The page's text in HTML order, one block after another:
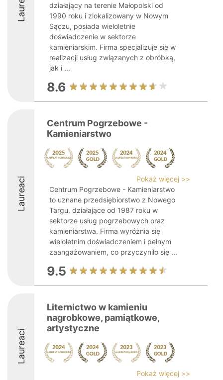
działający na terenie Małopolski od
1990 roku i zlokalizowany w Nowym
Sączu, posiada wieloletnie
doświadczenie w sektorze
kamieniarskim. Firma specjalizuje się w
realizacji usług związanych z obróbką,
jak i ...
8.6
Laureaci
Centrum Pogrzebowe -
Kamieniarstwo
Pokaż więcej >>
Centrum Pogrzebowe - Kamieniarstwo
to uznane przedsiębiorstwo z Nowego
Targu, działające od 1987 roku w
sektorze usług pogrzebowych oraz
kamieniarstwa. Firma wyróżnia się
wieloletnim doświadczeniem i pełnym
zaangażowaniem, co przyczyniło się ...
9.5
Laureaci
Liternictwo w kamieniu
nagrobkowe, pamiątkowe,
artystyczne
Pokaż więcej >>